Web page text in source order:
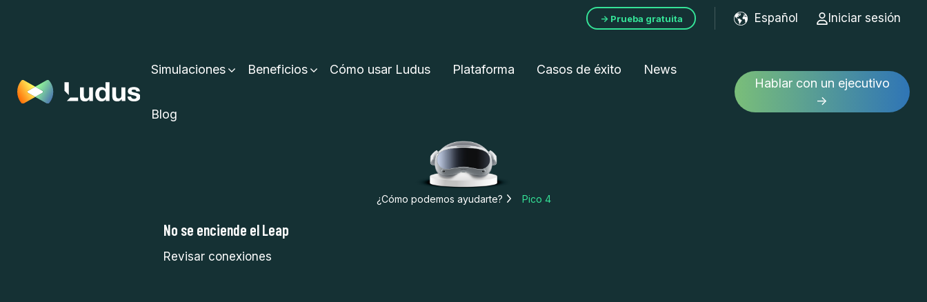
→ Prueba gratuita Español
Show submenu for
Iniciar sesión
Simulaciones Beneficios Cómo usar Ludus Plataforma Casos de éxito News
Blog
Hablar con un ejecutivo
→
¿Cómo podemos ayudarte? Pico 4
No se enciende el Leap
Revisar conexiones